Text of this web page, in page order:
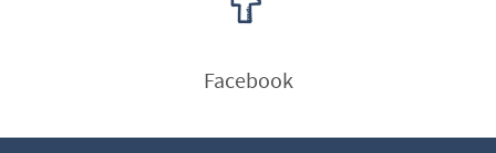
Facebook